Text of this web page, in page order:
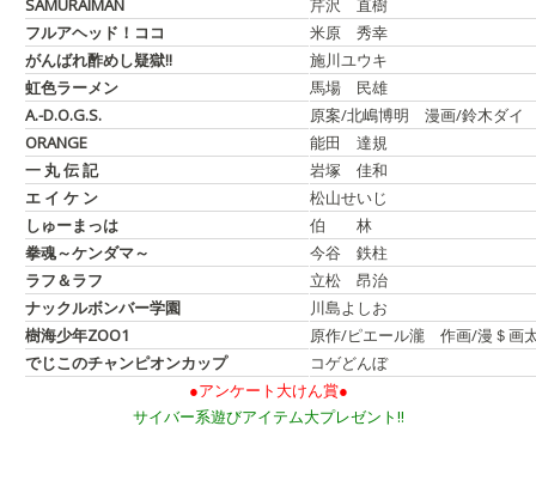
SAMURAIMAN
芹沢 直樹
フルアヘッド！ココ
米原 秀幸
がんばれ酢めし疑獄!!
施川ユウキ
虹色ラーメン
馬場 民雄
A.-D.O.G.S.
原案/北嶋博明 漫画/鈴木ダイ
ORANGE
能田 達規
一 丸 伝 記
岩塚 佳和
エ イ ケ ン
松山せいじ
しゅーまっは
伯 林
拳魂～ケンダマ～
今谷 鉄柱
ラフ＆ラフ
立松 昂治
ナックルボンバー学園
川島よしお
樹海少年ZOO1
原作/ピエール瀧 作画/漫＄画
でじこのチャンピオンカップ
コゲどんぼ
●アンケート大けん賞●
サイバー系遊びアイテム大プレゼント!!